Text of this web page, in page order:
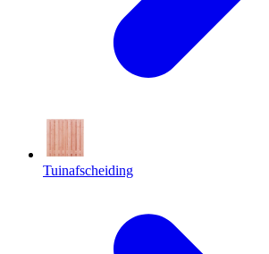
Tuinafscheiding